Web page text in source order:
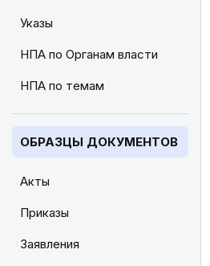
Указы
НПА по Органам власти
НПА по темам
ОБРАЗЦЫ ДОКУМЕНТОВ
Акты
Приказы
Заявления